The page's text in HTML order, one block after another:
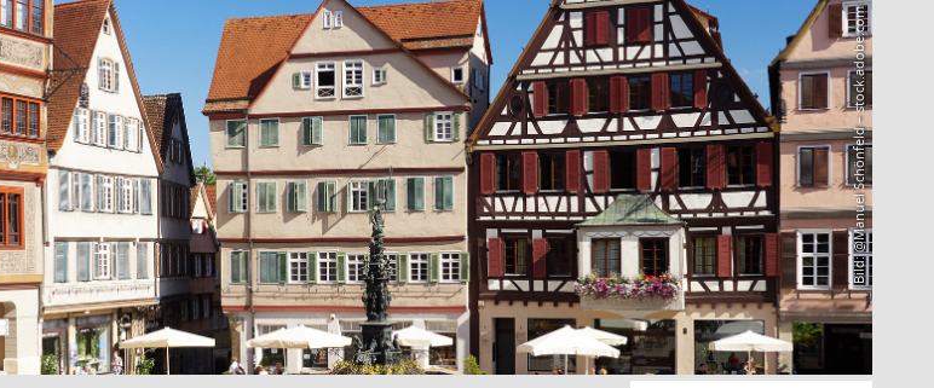
Bild: @Manuel Schönfeld – stock.adobe.com